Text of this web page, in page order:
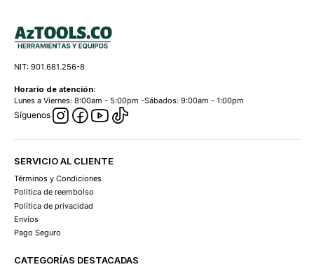
NIT: 901.681.256-8
Horario de atención:
Lunes a Viernes: 8:00am - 5:00pm -Sábados: 9:00am - 1:00pm
Síguenos
SERVICIO AL CLIENTE
Términos y Condiciones
Politica de reembolso
Política de privacidad
Envíos
Pago Seguro
CATEGORÍAS DESTACADAS